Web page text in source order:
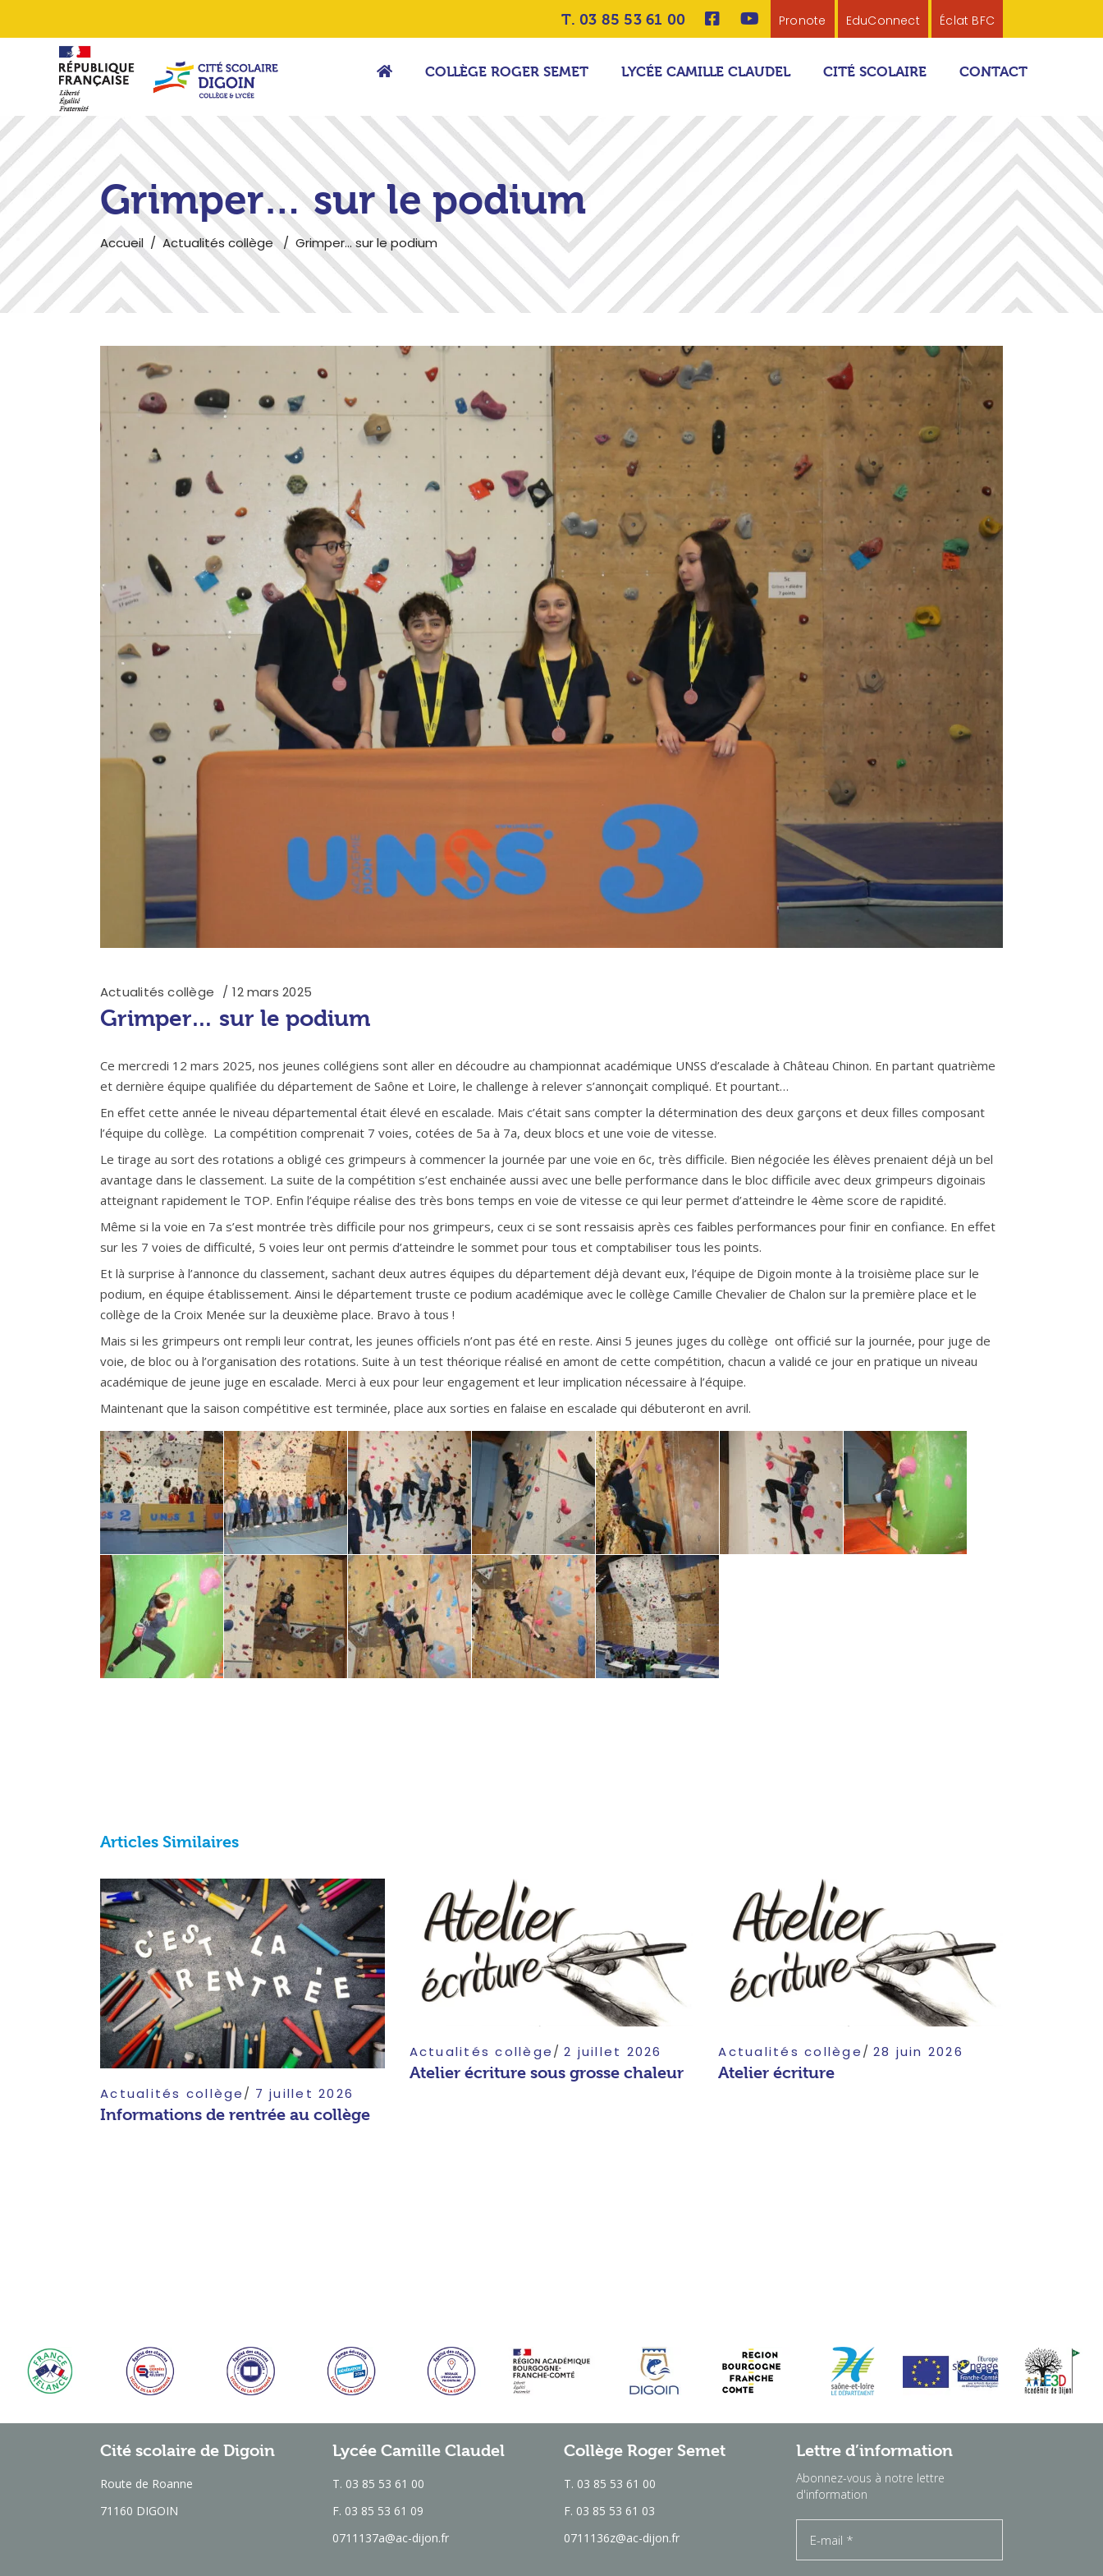
T. 03 85 53 61 00 Pronote EduConnect Éclat BFC
COLLÈGE ROGER SEMET LYCÉE CAMILLE CLAUDEL CITÉ SCOLAIRE CONTACT
Grimper… sur le podium
Accueil /Actualités collège / Grimper… sur le podium
Actualités collège 12 mars 2025
Grimper… sur le podium
Ce mercredi 12 mars 2025, nos jeunes collégiens sont aller en découdre au championnat académique UNSS d’escalade à Château Chinon. En partant quatrième
et dernière équipe qualifiée du département de Saône et Loire, le challenge à relever s’annonçait compliqué. Et pourtant…
En effet cette année le niveau départemental était élevé en escalade. Mais c’était sans compter la détermination des deux garçons et deux filles composant
l’équipe du collège. La compétition comprenait 7 voies, cotées de 5a à 7a, deux blocs et une voie de vitesse.
Le tirage au sort des rotations a obligé ces grimpeurs à commencer la journée par une voie en 6c, très difficile. Bien négociée les élèves prenaient déjà un bel
avantage dans le classement. La suite de la compétition s’est enchainée aussi avec une belle performance dans le bloc difficile avec deux grimpeurs digoinais
atteignant rapidement le TOP. Enfin l’équipe réalise des très bons temps en voie de vitesse ce qui leur permet d’atteindre le 4ème score de rapidité.
Même si la voie en 7a s’est montrée très difficile pour nos grimpeurs, ceux ci se sont ressaisis après ces faibles performances pour finir en confiance. En effet
sur les 7 voies de difficulté, 5 voies leur ont permis d’atteindre le sommet pour tous et comptabiliser tous les points.
Et là surprise à l’annonce du classement, sachant deux autres équipes du département déjà devant eux, l’équipe de Digoin monte à la troisième place sur le
podium, en équipe établissement. Ainsi le département truste ce podium académique avec le collège Camille Chevalier de Chalon sur la première place et le
collège de la Croix Menée sur la deuxième place. Bravo à tous !
Mais si les grimpeurs ont rempli leur contrat, les jeunes officiels n’ont pas été en reste. Ainsi 5 jeunes juges du collège ont officié sur la journée, pour juge de
voie, de bloc ou à l’organisation des rotations. Suite à un test théorique réalisé en amont de cette compétition, chacun a validé ce jour en pratique un niveau
académique de jeune juge en escalade. Merci à eux pour leur engagement et leur implication nécessaire à l’équipe.
Maintenant que la saison compétitive est terminée, place aux sorties en falaise en escalade qui débuteront en avril.
Articles Similaires
Actualités collège 7 juillet 2026
Informations de rentrée au collège
Actualités collège 2 juillet 2026
Atelier écriture sous grosse chaleur
Actualités collège 28 juin 2026
Atelier écriture
Cité scolaire de Digoin
Route de Roanne
71160 DIGOIN
Lycée Camille Claudel
T. 03 85 53 61 00
F. 03 85 53 61 09
0711137a@ac-dijon.fr
Collège Roger Semet
T. 03 85 53 61 00
F. 03 85 53 61 03
0711136z@ac-dijon.fr
Lettre d’information
Abonnez-vous à notre lettre
d'information